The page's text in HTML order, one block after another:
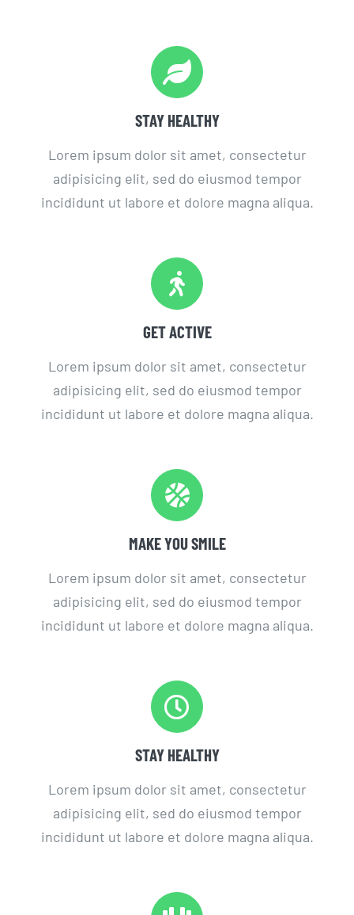
STAY HEALTHY
Lorem ipsum dolor sit amet, consectetur
adipisicing elit, sed do eiusmod tempor
incididunt ut labore et dolore magna aliqua.
GET ACTIVE
Lorem ipsum dolor sit amet, consectetur
adipisicing elit, sed do eiusmod tempor
incididunt ut labore et dolore magna aliqua.
MAKE YOU SMILE
Lorem ipsum dolor sit amet, consectetur
adipisicing elit, sed do eiusmod tempor
incididunt ut labore et dolore magna aliqua.
STAY HEALTHY
Lorem ipsum dolor sit amet, consectetur
adipisicing elit, sed do eiusmod tempor
incididunt ut labore et dolore magna aliqua.